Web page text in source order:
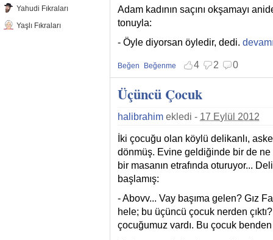
Yahudi Fıkraları
Yaşlı Fıkraları
Adam kadının saçını okşamayı
tonuyla:
- Öyle diyorsan öyledir, dedi. Yemin
Beğen
Beğenmekten vazgeç
Beğenme
Beğenmemekten vazgeç
4 2 0
Üçüncü Çocuk
halibrahim ekledi - 17 Eylül 2012
İki çocuğu olan köylü delikanlı,
dönmüş. Evine geldiğinde bir de ne
bir masanın etrafında oturuyor...
başlamış:
- Abovv... Vay başıma gelen? Gız
hele; bu üçüncü çocuk nerden
çocuğumuz vardı. Bu çocuk